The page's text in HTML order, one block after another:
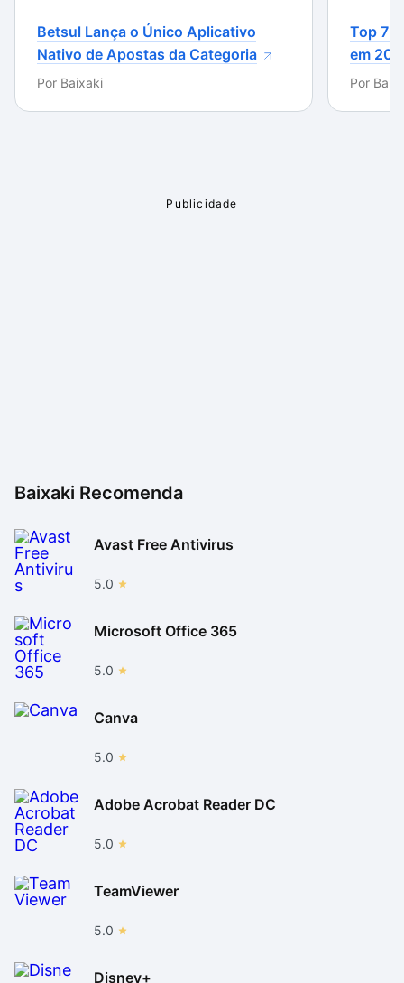
game.Betsul Lança o Único Aplicativo
Nativo de Apostas da Categoria
Por Baixaki
Top 7
em
Por
Baixaki Recomenda
Avast Free Antivirus
5.0
Microsoft Office 365
5.0
Canva
5.0
Adobe Acrobat Reader DC
5.0
TeamViewer
5.0
Disney+